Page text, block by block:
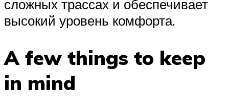
сложных трассах и обеспечивает
высокий уровень комфорта.
A few things to keep
in mind